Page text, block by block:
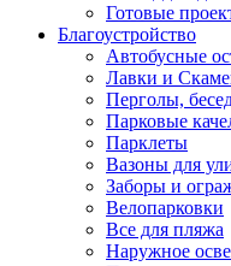
Готовые
Благоустройство
Автобусные
Лавки и
Перголы,
Парковые
Парклеты
Вазоны для
Заборы и
Велопарковки
Все для пляжа
Наружное